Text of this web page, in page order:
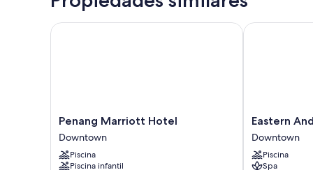
Penang
Marriott
Hotel
Downtown
Penang Marriott Hotel
Downtown
Piscina
Piscina infantil
Penang Marriott Hotel
Eastern
And
Oriental
Hotel
Eastern
Downtown
Piscina
Spa
Eastern And